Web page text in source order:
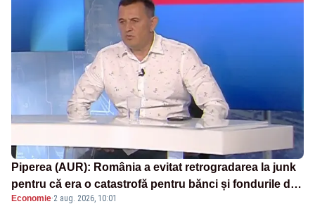
Piperea (AUR): România a evitat retrogradarea la junk
pentru că era o catastrofă pentru bănci și fondurile de
pensii
Economie·2 aug. 2026, 10:01